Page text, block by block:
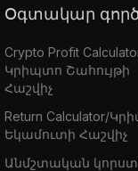
Օգտակար
Crypto Profit
Կրիպտո Շահույթի
Հաշվիչ
Return Calculator/
Եկամուտի Հաշվիչ
Անմշտական